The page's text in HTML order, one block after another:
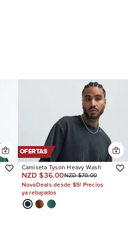
OFERTAS
Camiseta Tyson Heavy Wash
NZD $36.00NZD $70.00
NovaDeals desde $5! Precios
ya rebajados